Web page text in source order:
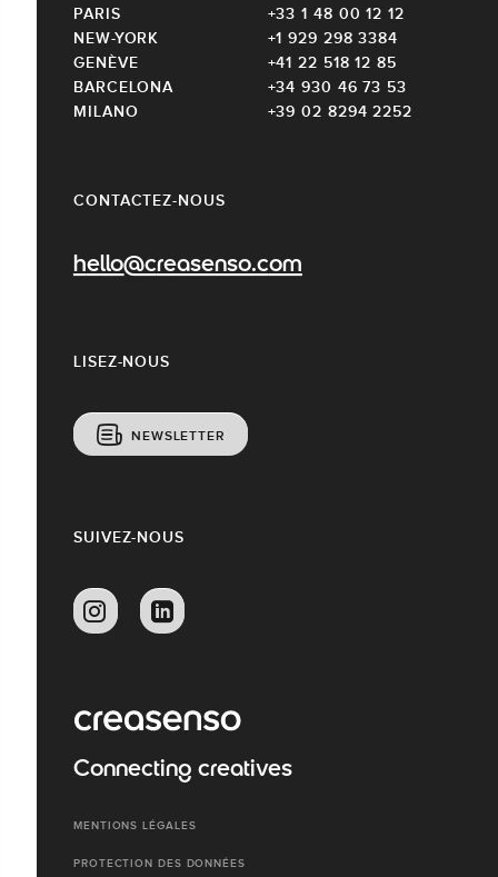
CONTACTEZ-NOUS
hello@creasenso.com
LISEZ-NOUS
NEWSLETTER
PARIS
+33 1 48 00 12 12
NEW-YORK
+1 929 298 3384
GENÈVE
+41 22 518 12 85
BARCELONA
+34 930 46 73 53
MILANO
+39 02 8294 2252
SUIVEZ-NOUS
Connecting creatives
MENTIONS LÉGALES
PROTECTION DES DONNÉES